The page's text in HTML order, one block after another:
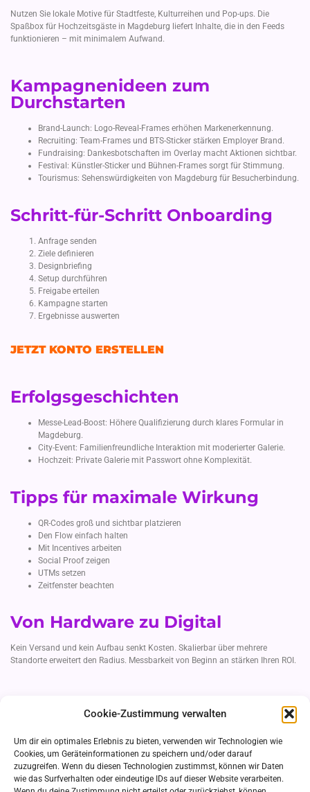
Cookie-Zustimmung verwalten
Um dir ein optimales Erlebnis zu bieten, verwenden wir Technologien wie
Cookies, um Geräteinformationen zu speichern und/oder darauf
zuzugreifen. Wenn du diesen Technologien zustimmst, können wir Daten
wie das Surfverhalten oder eindeutige IDs auf dieser Website verarbeiten.
Nutzen Sie lokale Motive für Stadtfeste, Kulturreihen und Pop-ups. Die
Spaßbox für Hochzeitsgäste in Magdeburg liefert Inhalte, die in den Feeds
funktionieren – mit minimalem Aufwand.
Kampagnenideen zum
Durchstarten
Brand-Launch: Logo-Reveal-Frames erhöhen Markenerkennung.
Recruiting: Team-Frames und BTS-Sticker stärken Employer Brand.
Fundraising: Dankesbotschaften im Overlay macht Aktionen sichtbar.
Festival: Künstler-Sticker und Bühnen-Frames sorgt für Stimmung.
Tourismus: Sehenswürdigkeiten von Magdeburg für Besucherbindung.
Schritt-für-Schritt Onboarding
Anfrage senden
Ziele definieren
Designbriefing
Setup durchführen
Freigabe erteilen
Kampagne starten
Ergebnisse auswerten
JETZT KONTO ERSTELLEN
Erfolgsgeschichten
Messe-Lead-Boost: Höhere Qualifizierung durch klares Formular in
Magdeburg.
City-Event: Familienfreundliche Interaktion mit moderierter Galerie.
Hochzeit: Private Galerie mit Passwort ohne Komplexität.
Tipps für maximale Wirkung
QR-Codes groß und sichtbar platzieren
Den Flow einfach halten
Mit Incentives arbeiten
Social Proof zeigen
UTMs setzen
Zeitfenster beachten
Von Hardware zu Digital
Kein Versand und kein Aufbau senkt Kosten. Skalierbar über mehrere
Standorte erweitert den Radius. Messbarkeit von Beginn an stärken Ihren ROI.
Projektablauf mit PicFrog
Designentwürfe
Technik-Setup
Go-Live
Reporting